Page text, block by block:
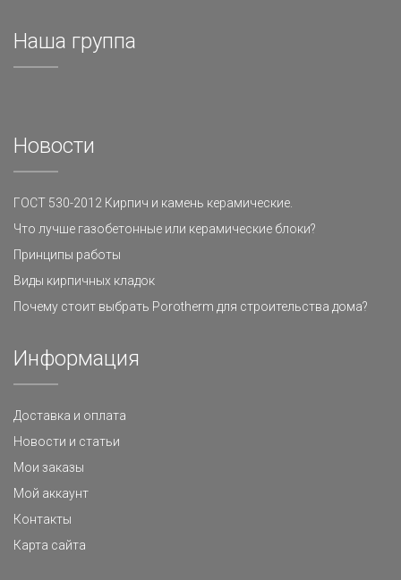
Наша группа
Новости
ГОСТ 530-2012 Кирпич и камень керамические.
Что лучше газобетонные или керамические блоки?
Принципы работы
Виды кирпичных кладок
Почему стоит выбрать Porotherm для строительства дома?
Информация
Доставка и оплата
Новости и статьи
Мои заказы
Мой аккаунт
Контакты
Карта сайта